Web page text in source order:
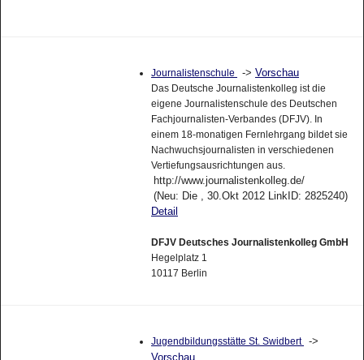
Journalistenschule -> Vorschau
Das Deutsche Journalistenkolleg ist die
eigene Journalistenschule des Deutschen
Fachjournalisten-Verbandes (DFJV). In
einem 18-monatigen Fernlehrgang bildet sie
Nachwuchsjournalisten in verschiedenen
Vertiefungsausrichtungen aus.
http://www.journalistenkolleg.de/
(Neu: Die , 30.Okt 2012 LinkID: 2825240)
Detail
DFJV Deutsches Journalistenkolleg GmbH
Hegelplatz 1
10117 Berlin
Jugendbildungsstätte St. Swidbert ->
Vorschau